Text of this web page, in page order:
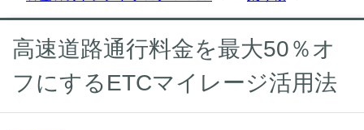
高速道路通行料金を最大50％オ
フにするETCマイレージ活用法